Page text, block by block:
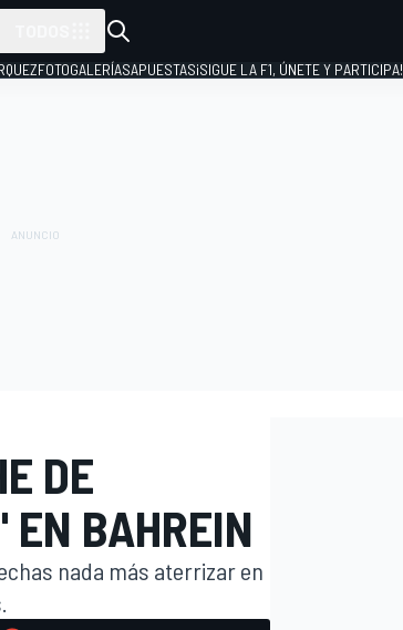
FOTOGALERÍASAPUESTAS¡SIGUE LA F1, ÚNETE Y PARTICIPA!
DE
EN BAHREIN
nada más aterrizar en